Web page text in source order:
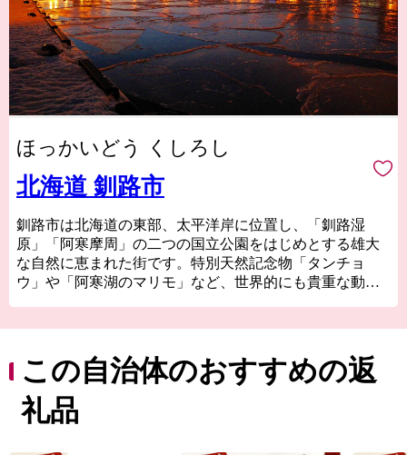
ほっかいどう くしろし
北海道 釧路市
釧路市は北海道の東部、太平洋岸に位置し、「釧路湿
原」「阿寒摩周」の二つの国立公園をはじめとする雄大
な自然に恵まれた街です。特別天然記念物「タンチョ
ウ」や「阿寒湖のマリモ」など、世界的にも貴重な動植
いものが豊富なことも釧路の大きな魅力です！ 夏でも最
高気温が20℃前後と涼しく快適な釧路市は移住や長期滞
在にも適しています。
この自治体のおすすめの返
礼品